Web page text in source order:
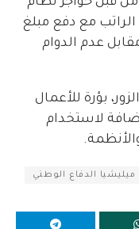
مع دفع مبلغ
عدم الدوام
بؤرة للأعمال
لاستخدام
ميليشيا الدفاع الوطني